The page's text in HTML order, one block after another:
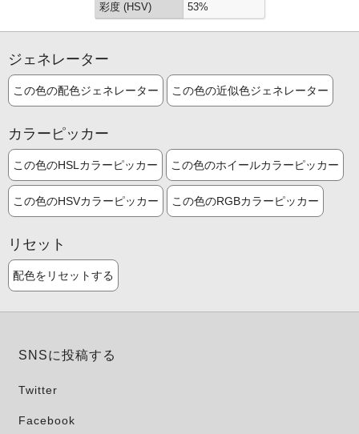
彩度 (HSV) 53%
ジェネレーター
この色の配色ジェネレーター この色の近似色ジェネレーター
カラーピッカー
この色のHSLカラーピッカー この色のホイールカラーピッカー
この色のHSVカラーピッカー この色のRGBカラーピッカー
リセット
配色をリセットする
SNSに投稿する
Twitter
Facebook